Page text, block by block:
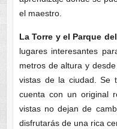
el maestro.
La Torre y el Parque
lugares interesantes
metros de altura y
vistas de la ciudad. Se
cuenta con un original
vistas no dejan de
disfrutarás de una rica